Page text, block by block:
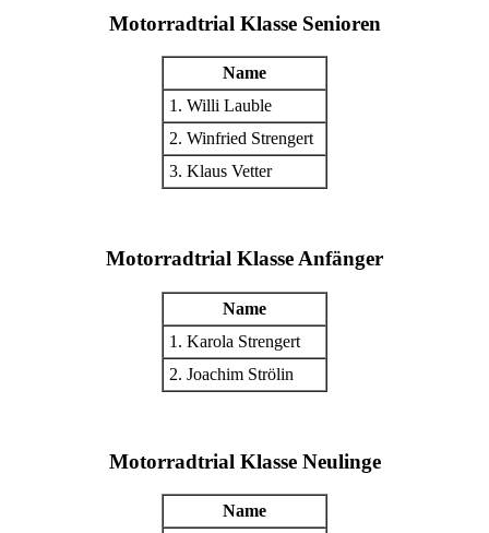
Motorradtrial Klasse Senioren
Name
1. Willi Lauble
2. Winfried Strengert
3. Klaus Vetter
Motorradtrial Klasse Anfänger
Name
1. Karola Strengert
2. Joachim Strölin
Motorradtrial Klasse Neulinge
Name